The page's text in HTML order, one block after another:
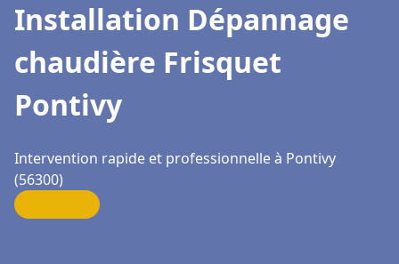
Installation Dépannage
chaudière Frisquet
Pontivy
Intervention rapide et professionnelle à Pontivy
(56300)